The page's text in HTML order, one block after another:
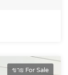
ขาย For Sale